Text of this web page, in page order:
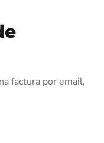
factura por email,